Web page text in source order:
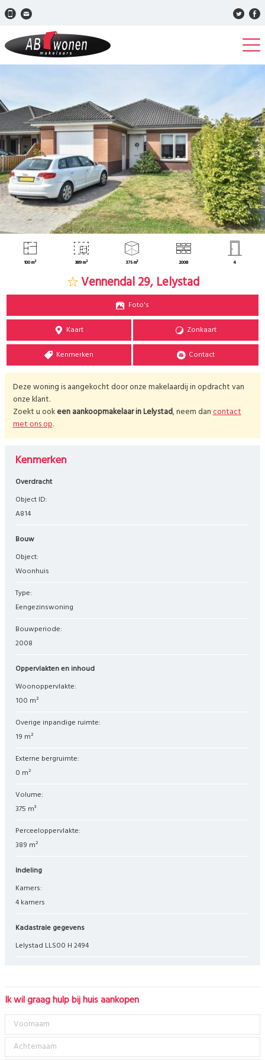
100 m² 389 m² 375 m³ 2008 4
Vennendal 29, Lelystad
Foto's
Kaart Zonkaart
Kenmerken Contact
Deze woning is aangekocht door onze makelaardij in opdracht van
onze klant.
Zoekt u ookeen aankoopmakelaar inLelystad, neem dancontact
met ons op.
Kenmerken
Overdracht
Object ID:
A814
Bouw
Object:
woonhuis
Type:
eengezinswoning
Bouwperiode:
2008
Oppervlakten en inhoud
Woonoppervlakte:
100 m²
Overige inpandige ruimte:
19 m²
Externe bergruimte:
0 m²
Volume:
375 m³
Perceeloppervlakte:
389 m²
Indeling
Kamers:
4 kamers
Kadastrale gegevens
Lelystad LLS00 H 2494
Ik wil graag hulp bij huis aankopen